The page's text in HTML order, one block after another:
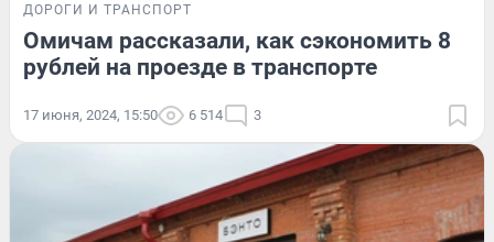
ДОРОГИ И ТРАНСПОРТ
Омичам рассказали, как сэкономить 8
рублей на проезде в транспорте
17 июня, 2024, 15:50 6 514 3